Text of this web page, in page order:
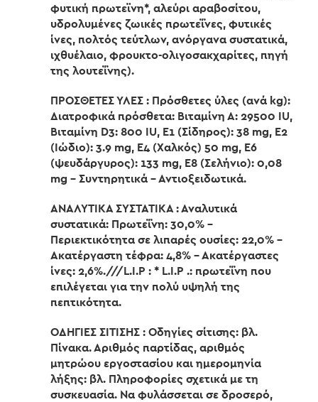
φυτική πρωτεϊνη*, αλεύρι αραβοσίτου,
υδρολυμένες ζωικές πρωτεΐνες, φυτικές
ίνες, πολτός τεύτλων, ανόργανα συστατικά,
ιχθυέλαιο, φρουκτο-ολιγοσακχαρίτες, πηγή
της λουτεΐνης).
ΠΡΟΣΘΕΤΕΣ ΥΛΕΣ : Πρόσθετες ύλες (ανά kg):
Διατροφικά πρόσθετα: Βιταμίνη Α: 29500 IU,
Βιταμίνη D3: 800 IU, Ε1 (Σίδηρος): 38 mg, Ε2
(Ιώδιο): 3.9 mg, Ε4 (Χαλκός) 50 mg, Ε6
(ψευδάργυρος): 133 mg, Ε8 (Σελήνιο): 0,08
mg – Συντηρητικά – Αντιοξειδωτικά.
ΑΝΑΛΥΤΙΚΑ ΣΥΣΤΑΤΙΚΑ : Αναλυτικά
συστατικά: Πρωτεΐνη: 30,0% –
Περιεκτικότητα σε λιπαρές ουσίες: 22,0% –
Ακατέργαστη τέφρα: 4,8% – Ακατέργαστες
ίνες: 2,6%.///L.I.P : * L.I.P .: πρωτεΐνη που
επιλέγεται για την πολύ υψηλή της
πεπτικότητα.
ΟΔΗΓΙΕΣ ΣΙΤΙΣΗΣ : Οδηγίες σίτισης: βλ.
Πίνακα. Αριθμός παρτίδας, αριθμός
μητρώου εργοστασίου και ημερομηνία
λήξης: βλ. Πληροφορίες σχετικά με τη
συσκευασία. Να φυλάσσεται σε δροσερό,